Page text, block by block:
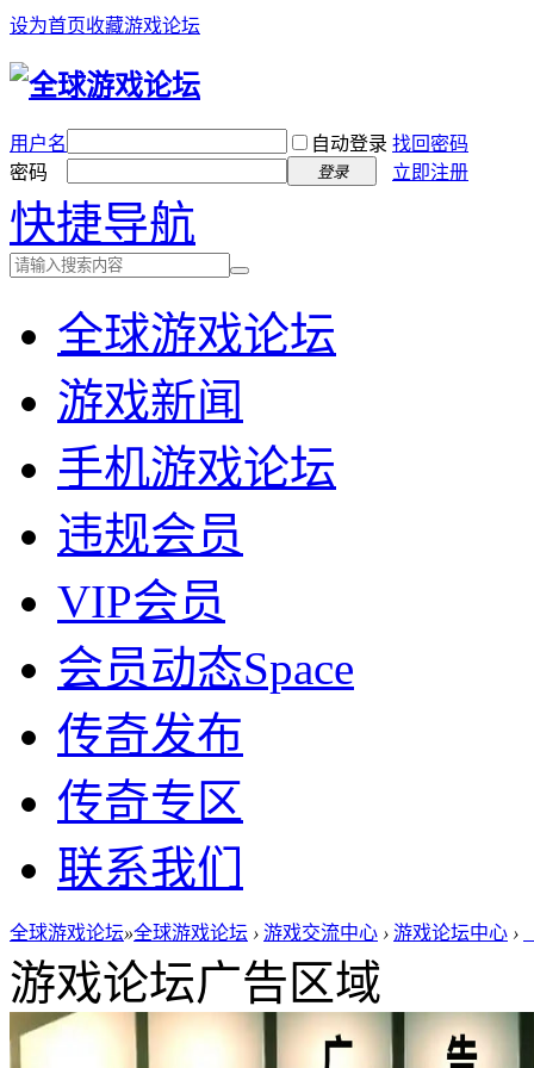
设为首页收藏游戏论坛
用户名 自动登录 找回密码
密码
登录 立即注册
快捷导航
全球游戏论坛
游戏新闻
手机游戏论坛
违规会员
VIP会员
会员动态Space
传奇发布
传奇专区
联系我们
全球游戏论坛»全球游戏论坛 › 游戏交流中心 › 游戏论坛中心 ›
游戏论坛广告区域